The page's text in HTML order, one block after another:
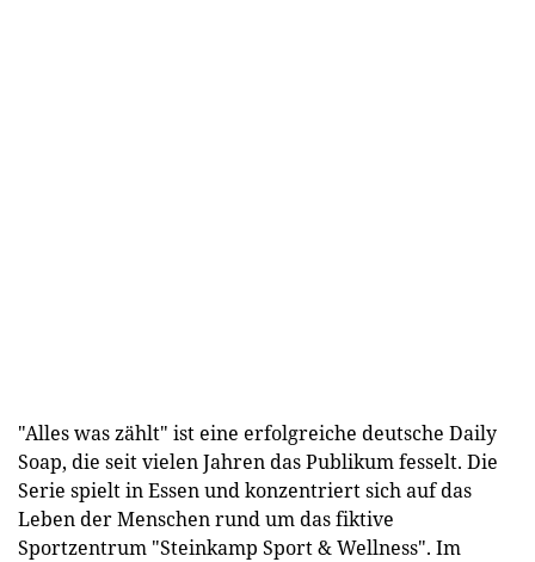
"Alles was zählt" ist eine erfolgreiche deutsche Daily
Soap, die seit vielen Jahren das Publikum fesselt. Die
Serie spielt in Essen und konzentriert sich auf das
Leben der Menschen rund um das fiktive
Sportzentrum "Steinkamp Sport & Wellness". Im